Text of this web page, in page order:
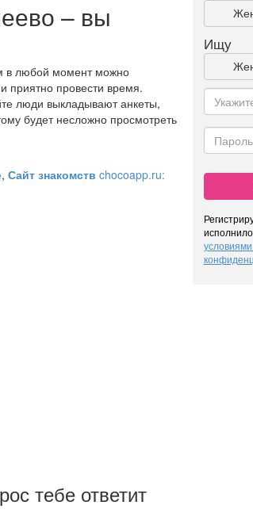
– вы
в любой момент можно
приятно провести время.
люди выкладывают анкеты,
будет несложно просмотреть
, Сайт знакомств chocoapp.ru:
тебе ответит
Ищу